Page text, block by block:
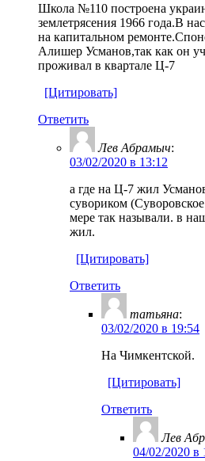
Школа №110 построена
землетрясения 1966 года.В
на капитальном
Алишер Усманов,так как он
проживал в квартале Ц-7
[Цитировать]
Ответить
Лев Абрамыч:
03/02/2020 в 13:12
а где на Ц-7 жил
сувориком
мере так называли. в
жил.
[Цитировать]
Ответить
татьяна:
03/02/2020 в 19:54
На Чимкентской.
[Цитировать]
Ответить
Лев
04/02/2020 в